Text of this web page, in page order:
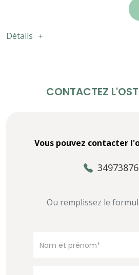
Détails
CONTACTEZ
Vous pouvez contacter
Ou remplissez le